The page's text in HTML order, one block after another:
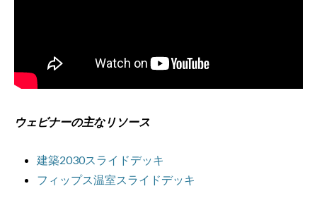
ウェビナーの主なリソース
建築2030スライドデッキ
フィップス温室スライドデッキ